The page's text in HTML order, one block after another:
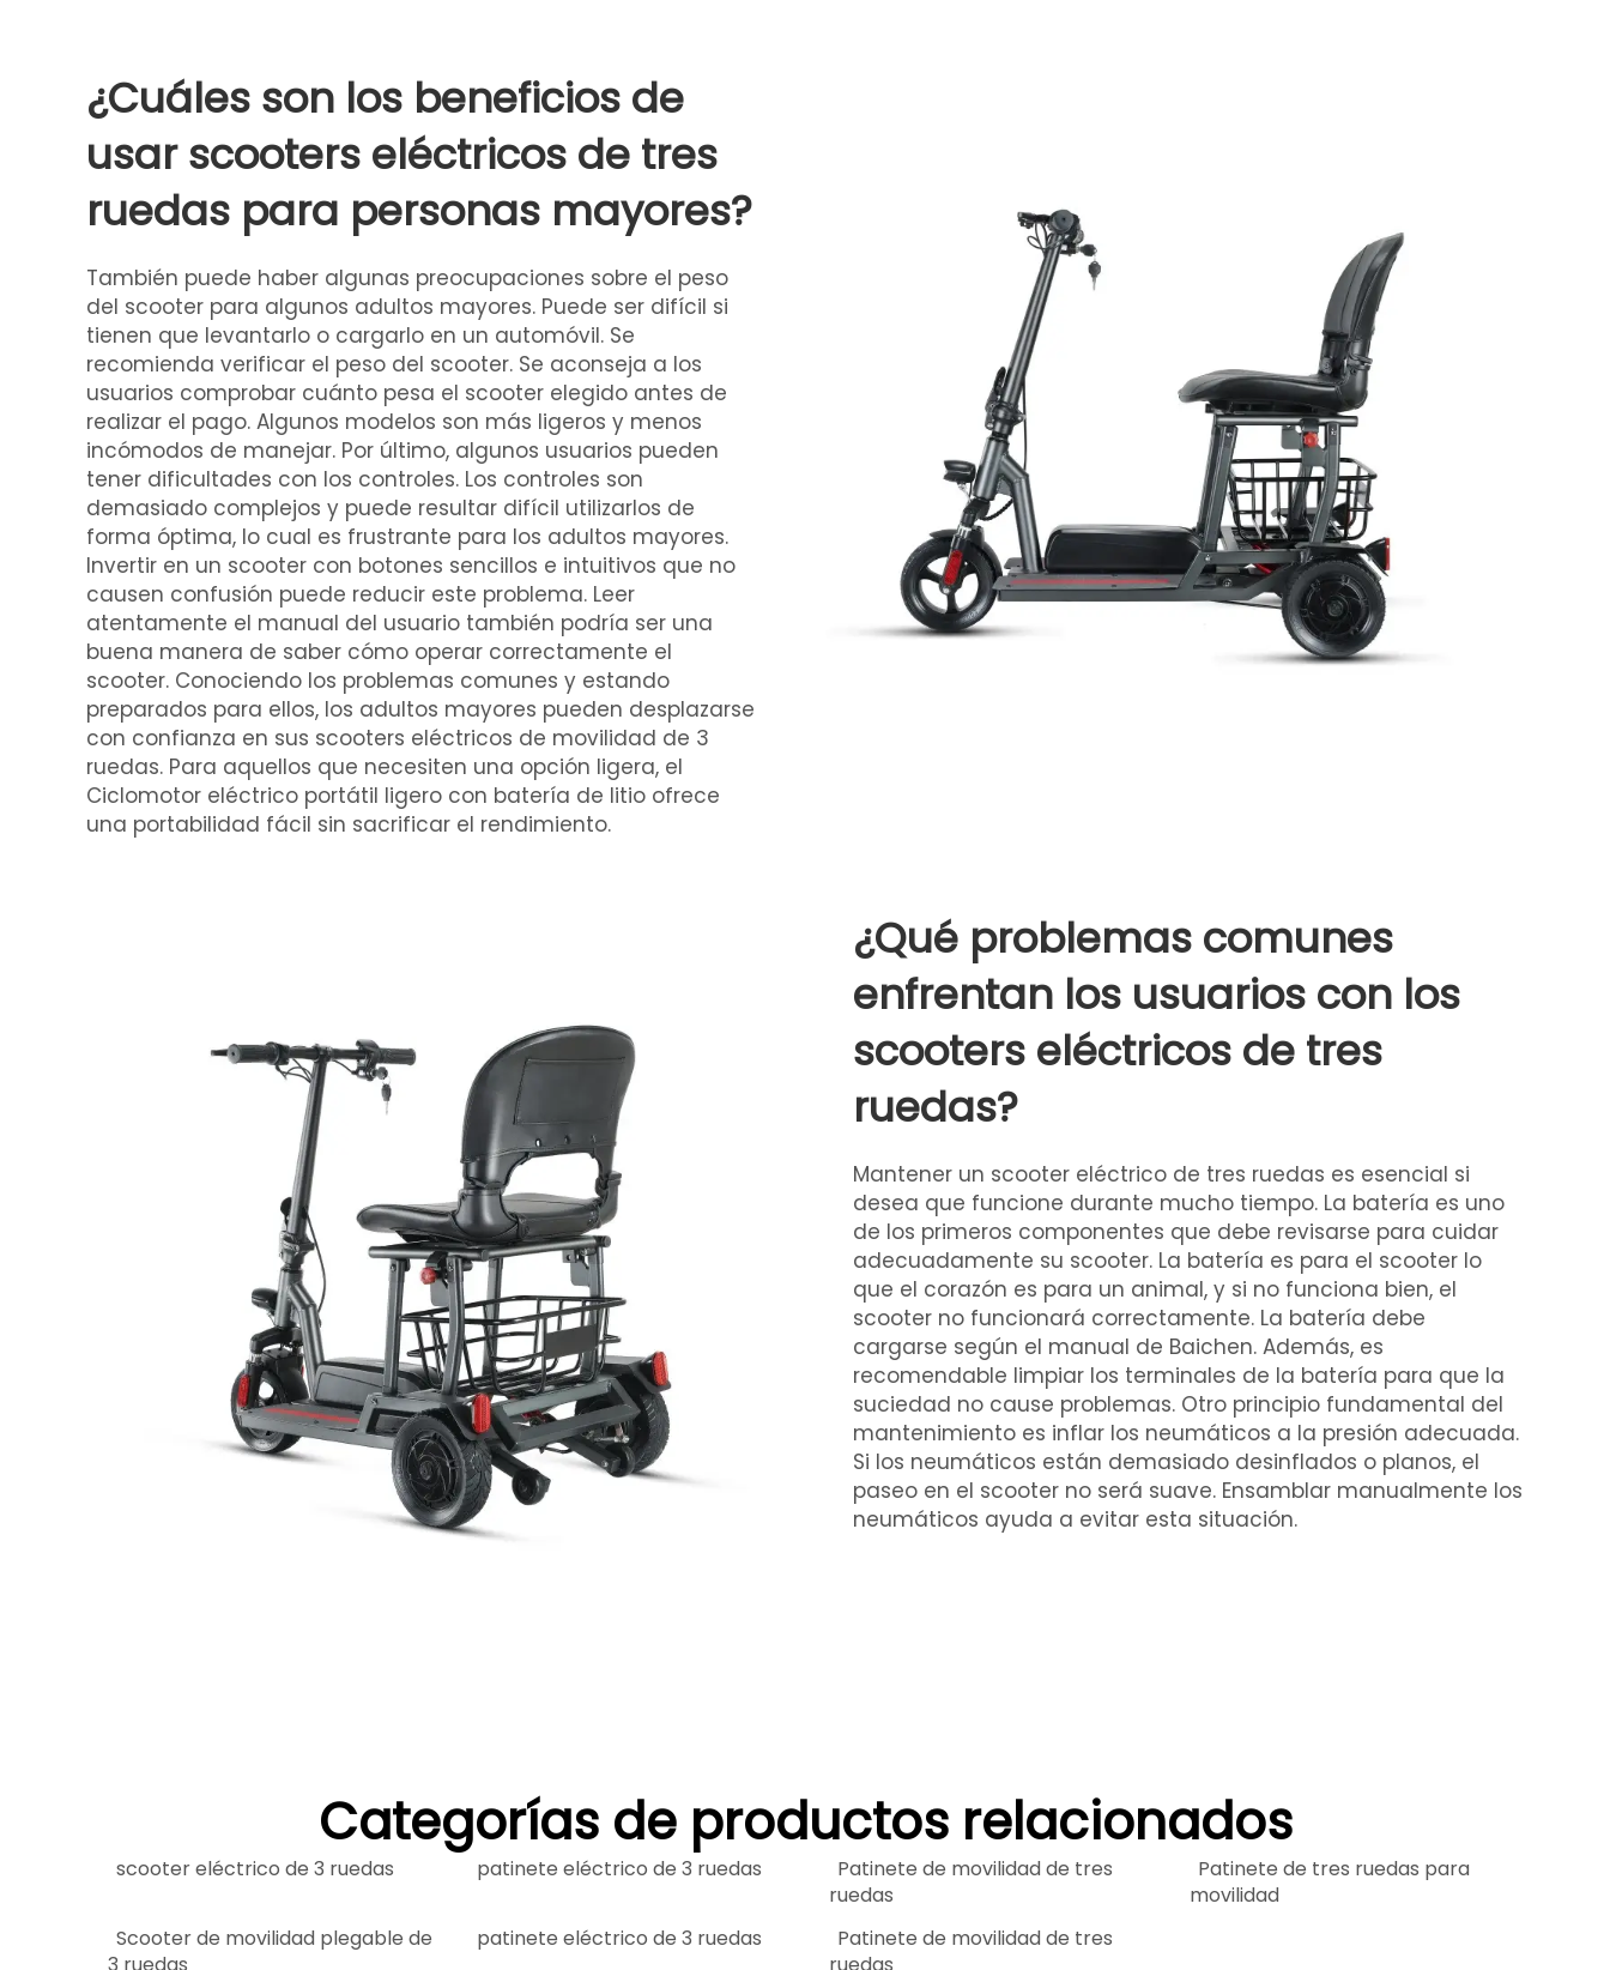
¿Cuáles son los beneficios de
usar scooters eléctricos de tres
ruedas para personas mayores?
También puede haber algunas preocupaciones sobre el peso
del scooter para algunos adultos mayores. Puede ser difícil si
tienen que levantarlo o cargarlo en un automóvil. Se
recomienda verificar el peso del scooter. Se aconseja a los
usuarios comprobar cuánto pesa el scooter elegido antes de
realizar el pago. Algunos modelos son más ligeros y menos
incómodos de manejar. Por último, algunos usuarios pueden
tener dificultades con los controles. Los controles son
demasiado complejos y puede resultar difícil utilizarlos de
forma óptima, lo cual es frustrante para los adultos mayores.
Invertir en un scooter con botones sencillos e intuitivos que no
causen confusión puede reducir este problema. Leer
atentamente el manual del usuario también podría ser una
buena manera de saber cómo operar correctamente el
scooter. Conociendo los problemas comunes y estando
preparados para ellos, los adultos mayores pueden desplazarse
con confianza en sus scooters eléctricos de movilidad de 3
ruedas. Para aquellos que necesiten una opción ligera, el
Ciclomotor eléctrico portátil ligero con batería de litio ofrece
una portabilidad fácil sin sacrificar el rendimiento.
¿Qué problemas comunes
enfrentan los usuarios con los
scooters eléctricos de tres
ruedas?
Mantener un scooter eléctrico de tres ruedas es esencial si
desea que funcione durante mucho tiempo. La batería es uno
de los primeros componentes que debe revisarse para cuidar
adecuadamente su scooter. La batería es para el scooter lo
que el corazón es para un animal, y si no funciona bien, el
scooter no funcionará correctamente. La batería debe
cargarse según el manual de Baichen. Además, es
recomendable limpiar los terminales de la batería para que la
suciedad no cause problemas. Otro principio fundamental del
mantenimiento es inflar los neumáticos a la presión adecuada.
Si los neumáticos están demasiado desinflados o planos, el
paseo en el scooter no será suave. Ensamblar manualmente los
neumáticos ayuda a evitar esta situación.
Categorías de productos relacionados
scooter eléctrico de 3 ruedas patinete eléctrico de 3 ruedas
Patinete de movilidad de tres
ruedas
Patinete de tres ruedas para
movilidad
Scooter de movilidad plegable de
patinete eléctrico de 3 ruedas
Patinete de movilidad de tres